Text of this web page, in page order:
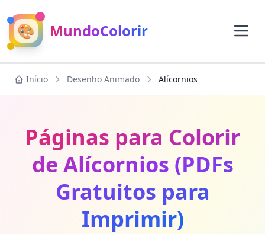
🎨 MundoColorir
Início Desenho Animado Alícornios
Páginas para Colorir
de Alícornios (PDFs
Gratuitos para
Imprimir)